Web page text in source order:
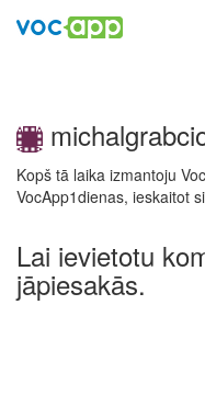
Kopš tā laika izmantoju
VocApp1dienas, ieskaitot
Lai ievietotu
jāpiesakās.